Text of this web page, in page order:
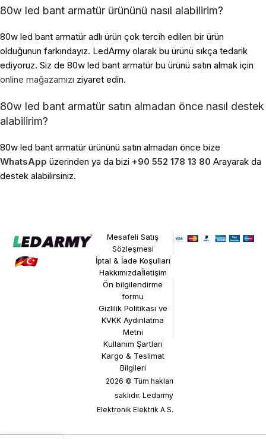
80w led bant armatür ürününü nasıl alabilirim?
80w led bant armatür adlı ürün çok tercih edilen bir ürün
olduğunun farkındayız. LedArmy olarak bu ürünü sıkça tedarik
ediyoruz. Siz de 80w led bant armatür bu ürünü satın almak için
online mağazamızı ziyaret edin.
80w led bant armatür satın almadan önce nasıl destek
alabilirim?
80w led bant armatür ürününü satın almadan önce bize
WhatsApp üzerinden ya da bizi +90 552 178 13 80 Arayarak da
destek alabilirsiniz.
Mesafeli Satış
Sözleşmesi
İptal & İade Koşulları
Hakkımızdaİletişim
Ön bilgilendirme
formu
Gizlilik Politikası ve
KVKK Aydınlatma
Metni
Kullanım Şartları
Kargo & Teslimat
Bilgileri
2026 © Tüm hakları
saklıdır. Ledarmy
Elektronik Elektrik A.S.